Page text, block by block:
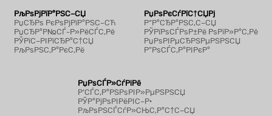
РљРѕРјРїР°РЅС–СЏ
РџСЂРѕ РєРѕРјРїР°РЅС–СЋ
РџСЂР°Р№СЃ-Р»РёСЃС‚Рё
РЎРїС–РІРїСЂР°С†СЏ
РљРѕРЅС‚Р°РєС‚Рё
РџРѕРєСѓРїС†СЏРј
Р“Р°СЂР°РЅС‚С–СЏ
РЎРїРѕСЃРѕР±Рё РѕРїР»Р°С‚Рё
РџРѕРІРµСЂРЅРµРЅРЅСЏ
Р”РѕСЃС‚Р°РІРєР°
РџРѕСЃР»СѓРіРё
Р’СЃС‚Р°РЅРѕРІР»РµРЅРЅСЏ
РЎР°РјРѕРІРёРІС–Р·
РљРѕРЅСЃСѓР»СЊС‚Р°С†С–СЏ